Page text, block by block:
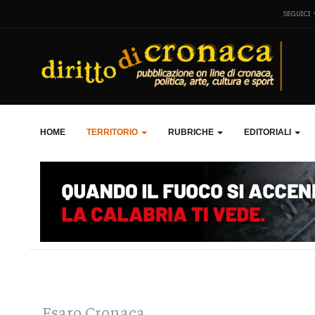
SEGUICI
HOME TERRITORIO RUBRICHE EDITORIALI